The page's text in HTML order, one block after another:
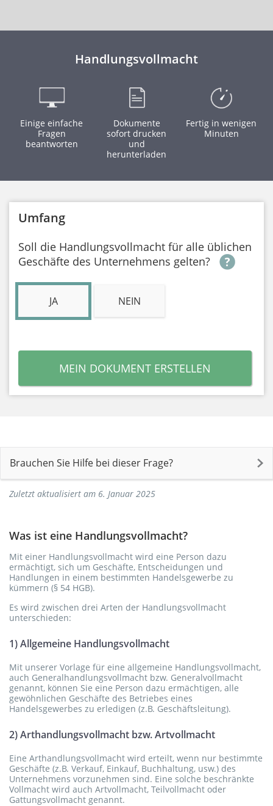
Handlungsvollmacht
Einige einfache
Fragen
beantworten
Dokumente
sofort drucken
und
herunterladen
Fertig in wenigen
Minuten
Umfang
Soll die Handlungsvollmacht für alle üblichen
Geschäfte des Unternehmens gelten?
JA NEIN
MEIN DOKUMENT ERSTELLEN
Brauchen Sie Hilfe bei dieser Frage?
Zuletzt aktualisiert am 6. Januar 2025
Was ist eine Handlungsvollmacht?
Mit einer Handlungsvollmacht wird eine Person dazu
ermächtigt, sich um Geschäfte, Entscheidungen und
Handlungen in einem bestimmten Handelsgewerbe zu
kümmern (§ 54 HGB).
Es wird zwischen drei Arten der Handlungsvollmacht
unterschieden:
1) Allgemeine Handlungsvollmacht
Mit unserer Vorlage für eine allgemeine Handlungsvollmacht,
auch Generalhandlungsvollmacht bzw. Generalvollmacht
genannt, können Sie eine Person dazu ermächtigen, alle
gewöhnlichen Geschäfte des Betriebes eines
Handelsgewerbes zu erledigen (z.B. Geschäftsleitung).
2) Arthandlungsvollmacht bzw. Artvollmacht
Eine Arthandlungsvollmacht wird erteilt, wenn nur bestimmte
Geschäfte (z.B. Verkauf, Einkauf, Buchhaltung, usw.) des
Unternehmens vorzunehmen sind. Eine solche beschränkte
Vollmacht wird auch Artvollmacht, Teilvollmacht oder
Gattungsvollmacht genannt.